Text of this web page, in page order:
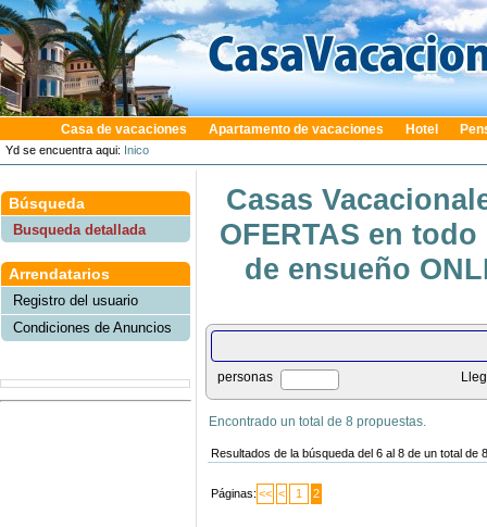
Casa de vacaciones Apartamento de vacaciones Hotel
Yd se encuentra aqui: Inico
Búsqueda
Busqueda detallada
Arrendatarios
Registro del usuario
Condiciones de Anuncios
Casas
OFERTAS en
de ensueño
personas
Encontrado un total de 8 propuestas.
Resultados de la búsqueda del 6 al 8 de un total de
Páginas: << < 1 2